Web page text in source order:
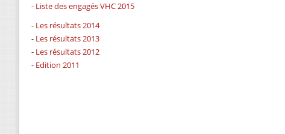
- Liste des engagés VHC 2015
- Les résultats 2014
- Les résultats 2013
- Les résultats 2012
- Edition 2011